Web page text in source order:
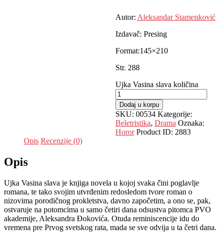
Autor: Aleksandar Stamenković
Izdavač: Presing
Format:145×210
Str. 288
Ujka Vasina slava količina
Dodaj u korpu
SKU: 00534 Kategorije:
Beletristika, Drama Oznaka:
Horor Product ID: 2883
Opis Recenzije (0)
Opis
Ujka Vasina slava je knjiga novela u kojoj svaka čini poglavlje
romana, te tako svojim utvrđenim redosledom tvore roman o
nizovima porodičnog prokletstva, davno započetim, a ono se, pak,
ostvaruje na potomcima u samo četiri dana odsustva pitomca PVO
akademije, Aleksandra Đokovića. Otuda reminiscencije idu do
vremena pre Prvog svetskog rata, mada se sve odvija u ta četri dana.